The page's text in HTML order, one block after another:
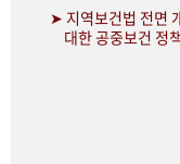
➤ 지역보건법 전면
대한 공중보건 정